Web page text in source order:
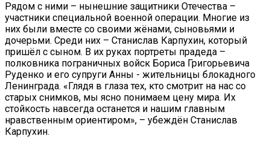
Рядом с ними – нынешние защитники Отечества –
участники специальной военной операции. Многие из
них были вместе со своими жёнами, сыновьями и
дочерьми. Среди них – Станислав Карпухин, который
пришёл с сыном. В их руках портреты прадеда –
полковника пограничных войск Бориса Григорьевича
Руденко и его супруги Анны - жительницы блокадного
Ленинграда. «Глядя в глаза тех, кто смотрит на нас со
старых снимков, мы ясно понимаем цену мира. Их
стойкость навсегда останется и нашим главным
нравственным ориентиром», – убеждён Станислав
Карпухин.